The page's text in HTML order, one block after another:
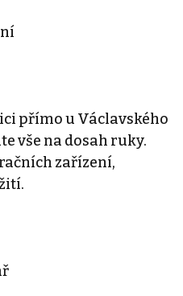
přímo u Václavského
vše na dosah ruky.
zařízení,